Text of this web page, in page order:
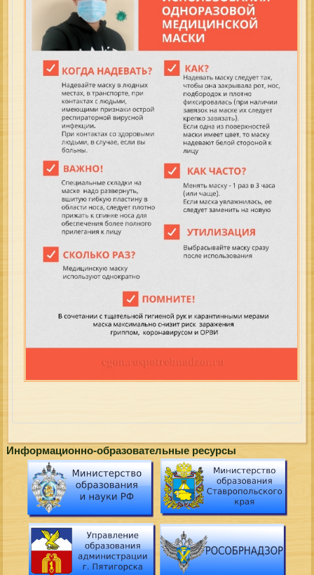
Информационно-образовательные ресурсы